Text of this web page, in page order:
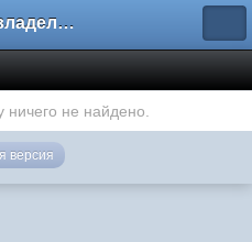
Форум владельцев интернет-магазинов
не найдено.
версия